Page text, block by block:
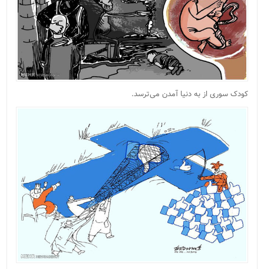
کودک سوری از به دنیا آمدن می‌ترسد.